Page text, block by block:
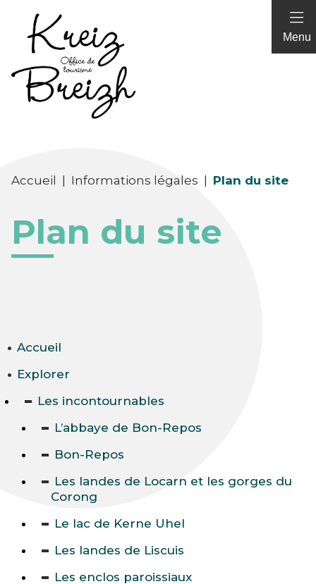
Panneau de gestion des cookies
Menu
Accueil | Informations légales | Plan du site
Plan du site
Accueil
Explorer
Les incontournables
L’abbaye de Bon-Repos
Bon-Repos
Les landes de Locarn et les gorges du
Corong
Le lac de Kerne Uhel
Les landes de Liscuis
Les enclos paroissiaux